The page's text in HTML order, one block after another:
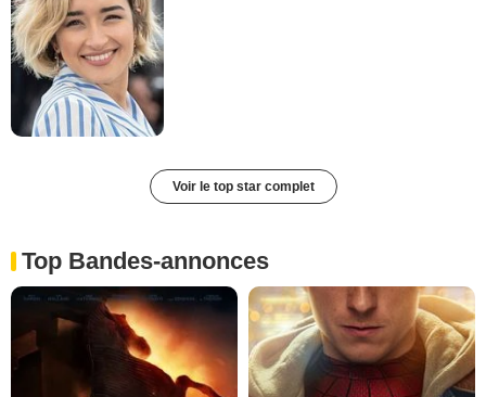
Voir le top star complet
Top Bandes-annonces